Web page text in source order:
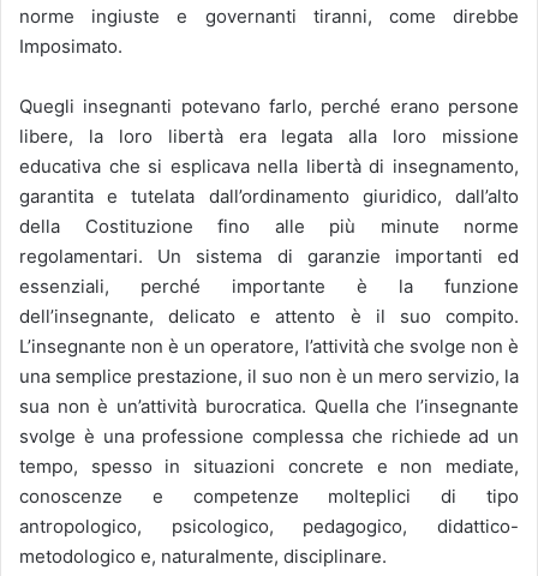
norme ingiuste e governanti tiranni, come direbbe
Imposimato.
Quegli insegnanti potevano farlo, perché erano persone
libere, la loro libertà era legata alla loro missione
educativa che si esplicava nella libertà di insegnamento,
garantita e tutelata dall’ordinamento giuridico, dall’alto
della Costituzione fino alle più minute norme
regolamentari. Un sistema di garanzie importanti ed
essenziali, perché importante è la funzione
dell’insegnante, delicato e attento è il suo compito.
L’insegnante non è un operatore, l’attività che svolge non è
una semplice prestazione, il suo non è un mero servizio, la
sua non è un’attività burocratica. Quella che l’insegnante
svolge è una professione complessa che richiede ad un
tempo, spesso in situazioni concrete e non mediate,
conoscenze e competenze molteplici di tipo
antropologico, psicologico, pedagogico, didattico-
metodologico e, naturalmente, disciplinare.